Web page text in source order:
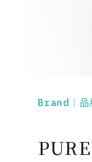
Brand｜品